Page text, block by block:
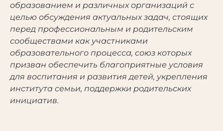
образованием и различных организаций с
целью обсуждения актуальных задач, стоящих
перед профессиональным и родительским
сообществами как участниками
образовательного процесса, союз которых
призван обеспечить благоприятные условия
для воспитания и развития детей, укрепления
института семьи, поддержки родительских
инициатив.